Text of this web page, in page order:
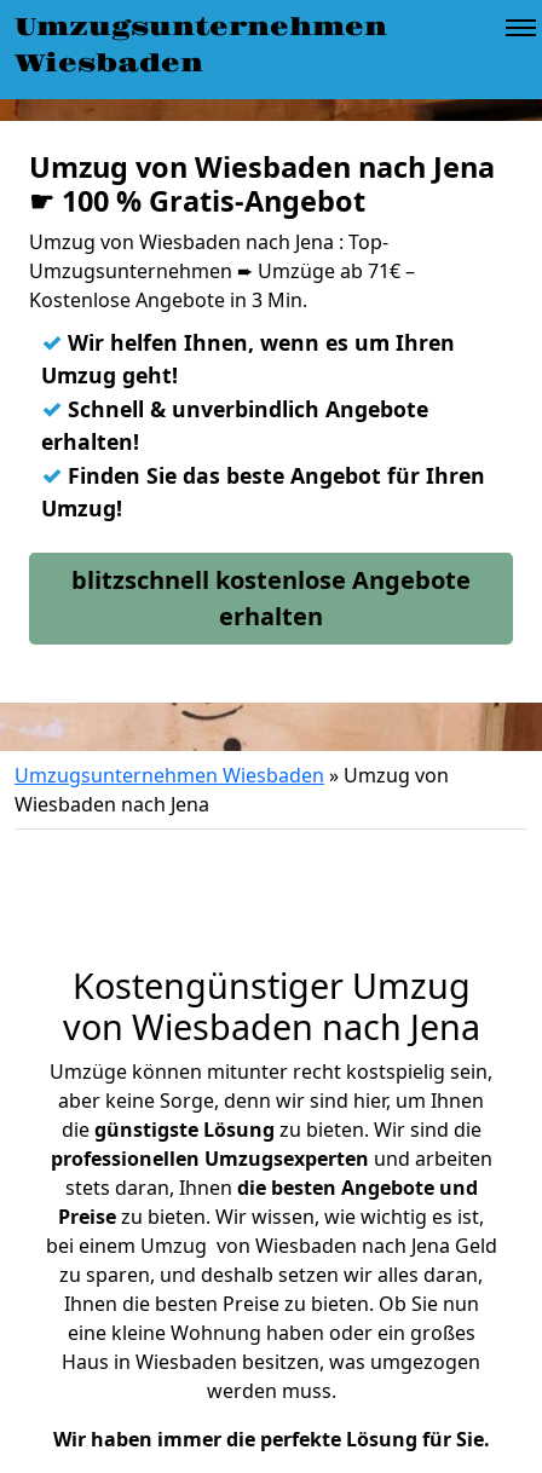
Umzugsunternehmen
Wiesbaden
Umzug von Wiesbaden nach Jena
☛ 100 % Gratis-Angebot
Umzug von Wiesbaden nach Jena : Top-
Umzugsunternehmen ➨ Umzüge ab 71€ –
Kostenlose Angebote in 3 Min.
✓ Wir helfen Ihnen, wenn es um Ihren
Umzug geht!
✓ Schnell & unverbindlich Angebote
erhalten!
✓ Finden Sie das beste Angebot für Ihren
Umzug!
blitzschnell kostenlose Angebote
erhalten
Umzugsunternehmen Wiesbaden » Umzug von
Wiesbaden nach Jena
Kostengünstiger Umzug
von Wiesbaden nach Jena
Umzüge können mitunter recht kostspielig sein,
aber keine Sorge, denn wir sind hier, um Ihnen
diegünstigste Lösung zu bieten. Wir sind die
professionellen Umzugsexperten und arbeiten
stets daran, Ihnen die besten Angebote und
Preisezu bieten. Wir wissen, wie wichtig es ist,
bei einem Umzug von Wiesbaden nach Jena Geld
zu sparen, und deshalb setzen wir alles daran,
Ihnen die besten Preise zu bieten. Ob Sie nun
eine kleine Wohnung haben oder ein großes
Haus in Wiesbaden besitzen, was umgezogen
werden muss.
Wir haben immer die perfekte Lösung für Sie.